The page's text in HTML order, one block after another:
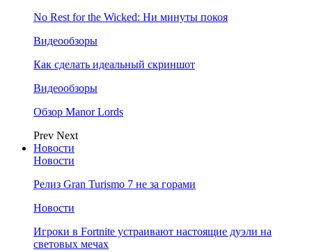
No Rest for the Wicked: Ни минуты покоя
Видеообзоры
Как сделать идеальный скриншот
Видеообзоры
Обзор Manor Lords
Prev Next
Новости
Новости
Релиз Gran Turismo 7 не за горами
Новости
Игроки в Fortnite устраивают настоящие дуэли на
световых мечах